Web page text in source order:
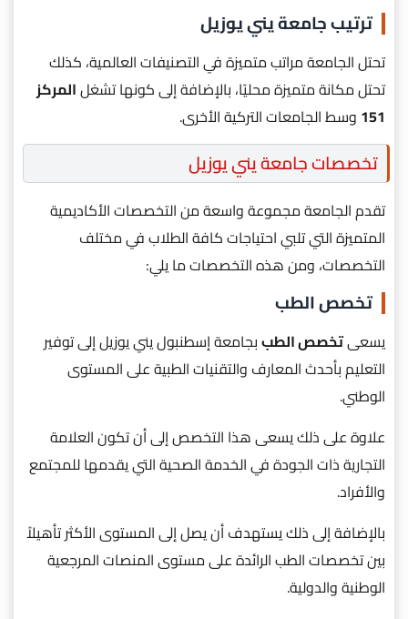
ترتيب جامعة يني يوزيل
تحتل الجامعة مراتب متميزة في التصنيفات العالمية، كذلك
تحتل مكانة متميزة محليًا، بالإضافة إلى كونها تشغلالمركز
151 وسط الجامعات التركية الأخرى.
تخصصات جامعة يني يوزيل
تقدم الجامعة مجموعة واسعة من التخصصات الأكاديمية
المتميزة التي تلبي احتياجات كافة الطلاب في مختلف
التخصصات، ومن هذه التخصصات ما يلي:
تخصص الطب
يسعىتخصص الطببجامعة إسطنبول يني يوزيل إلى توفير
التعليم بأحدث المعارف والتقنيات الطبية على المستوى
الوطني.
علاوة على ذلك يسعى هذا التخصص إلى أن تكون العلامة
التجارية ذات الجودة في الخدمة الصحية التي يقدمها للمجتمع
والأفراد.
بالإضافة إلى ذلك يستهدف أن يصل إلى المستوى الأكثر تأهيلاً
بين تخصصات الطب الرائدة على مستوى المنصات المرجعية
الوطنية والدولية.